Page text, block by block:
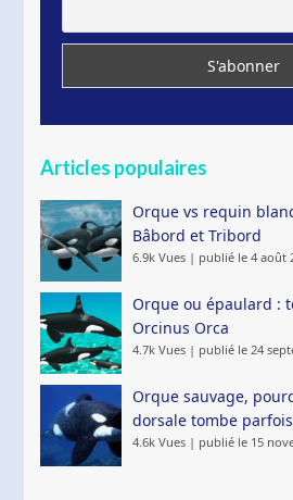
Articles populaires
Orque vs requin
Bâbord et Tribord
6.9k Vues | publié le 4 août
Orque ou épaulard :
Orcinus Orca
4.7k Vues | publié le 24
Orque sauvage,
dorsale tombe parfois
4.6k Vues | publié le 15